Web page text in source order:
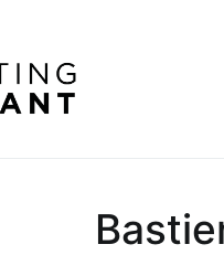
Les secrets